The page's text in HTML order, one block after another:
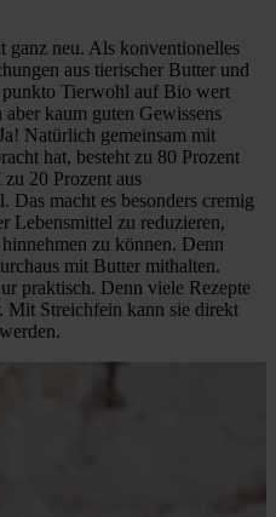
ganz neu. Als konventionelles
aus tierischer Butter und
Tierwohl auf Bio wert
kaum guten Gewissens
Natürlich gemeinsam mit
hat, besteht zu 80 Prozent
20 Prozent aus
Das macht es besonders cremig
Lebensmittel zu reduzieren,
zu können. Denn
mit Butter mithalten.
praktisch. Denn viele Rezepte
Mit Streichfein kann sie direkt